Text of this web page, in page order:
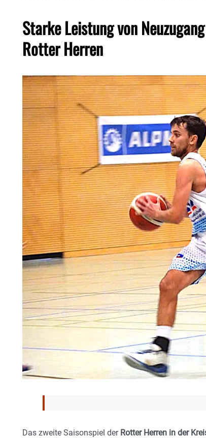
Starke Leistung von
Rotter Herren
Das zweite Saisonspiel der Rotter Herren in der